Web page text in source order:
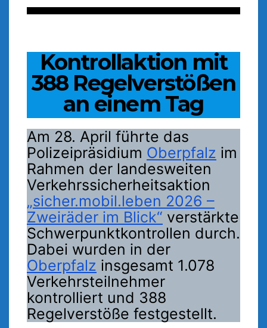
Kontrollaktion mit
388 Regelverstößen
an einem Tag
Am 28. April führte das
Polizeipräsidium Oberpfalz im
Rahmen der landesweiten
Verkehrssicherheitsaktion
„sicher.mobil.leben 2026 –
Zweiräder im Blick“ verstärkte
Schwerpunktkontrollen durch.
Dabei wurden in der
Oberpfalz insgesamt 1.078
Verkehrsteilnehmer
kontrolliert und 388
Regelverstöße festgestellt.